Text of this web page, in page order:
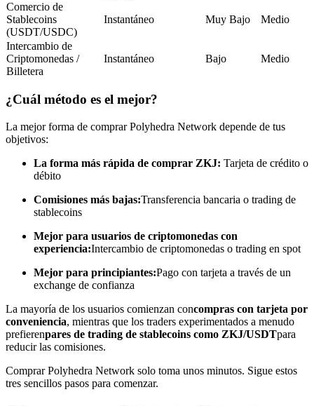
Conviértete en un Trader de Copia
Disfruta del reparto de beneficios y comisiones de copy trading
Información
Comercio de
Stablecoins
(USDT/USDC)
Instantáneo Muy Bajo Medio
Intercambio de
Criptomonedas /
Billetera
Instantáneo Bajo Medio
¿Cuál método es el mejor?
La mejor forma de comprar Polyhedra Network depende de tus
objetivos:
La forma más rápida de comprar ZKJ: Tarjeta de crédito o
débito
Comisiones más bajas:Transferencia bancaria o trading de
stablecoins
Mejor para usuarios de criptomonedas con
experiencia:Intercambio de criptomonedas o trading en spot
Mejor para principiantes:Pago con tarjeta a través de un
exchange de confianza
La mayoría de los usuarios comienzan concompras con tarjeta por
conveniencia, mientras que los traders experimentados a menudo
prefierenpares de trading de stablecoins como ZKJ/USDTpara
reducir las comisiones.
Comprar Polyhedra Network solo toma unos minutos. Sigue estos
tres sencillos pasos para comenzar.